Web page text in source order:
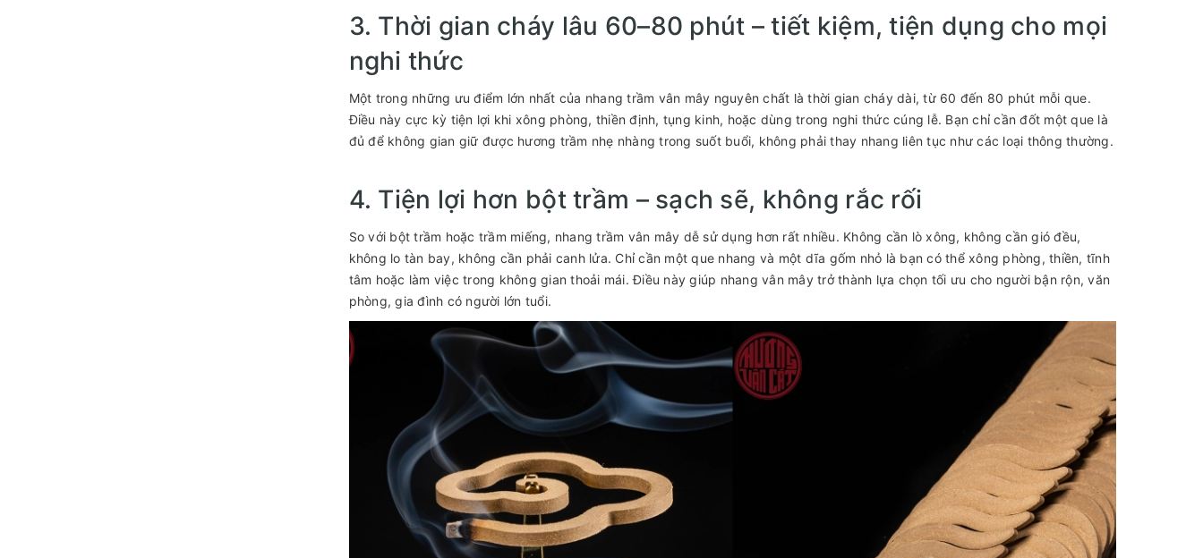
3. Thời gian cháy lâu 60–80 phút – tiết kiệm, tiện dụng cho mọi
nghi thức
Một trong những ưu điểm lớn nhất của nhang trầm vân mây nguyên chất là thời gian cháy dài, từ 60 đến 80 phút mỗi que.
Điều này cực kỳ tiện lợi khi xông phòng, thiền định, tụng kinh, hoặc dùng trong nghi thức cúng lễ. Bạn chỉ cần đốt một que là
đủ để không gian giữ được hương trầm nhẹ nhàng trong suốt buổi, không phải thay nhang liên tục như các loại thông thường.
4. Tiện lợi hơn bột trầm – sạch sẽ, không rắc rối
So với bột trầm hoặc trầm miếng, nhang trầm vân mây dễ sử dụng hơn rất nhiều. Không cần lò xông, không cần gió đều,
không lo tàn bay, không cần phải canh lửa. Chỉ cần một que nhang và một dĩa gốm nhỏ là bạn có thể xông phòng, thiền, tĩnh
tâm hoặc làm việc trong không gian thoải mái. Điều này giúp nhang vân mây trở thành lựa chọn tối ưu cho người bận rộn, văn
phòng, gia đình có người lớn tuổi.